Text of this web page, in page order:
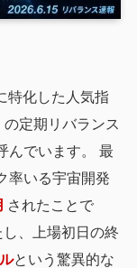
特化した人気指
の定期リバランス
んでいます。 最
率いる宇宙開発
されたことで
、上場初日の終
という驚異的な